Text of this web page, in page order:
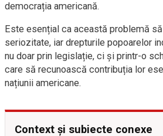
democrația americană.
Este esențial ca această problemă
seriozitate, iar drepturile popoarelor
nu doar prin legislație, ci și printr-o
care să recunoască contribuția lor
națiunii americane.
Context și subiecte conexe